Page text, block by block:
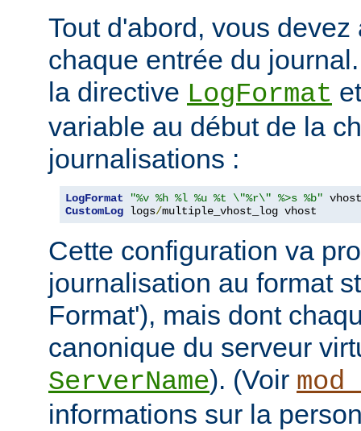
Tout d'abord, vous
chaque entrée du
la directive LogFormat
variable au début de la
journalisations :
LogFormat
"%v %h %l %u %t \"%r\" %>s %b"
CustomLog logs/multiple_vhost_log vhost
Cette configuration va
journalisation au format
Format'), mais dont
canonique du serveur
ServerName). (Voir
informations sur la